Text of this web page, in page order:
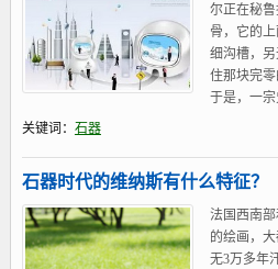
尔正在秘
骨，它的
细沟槽，
住那块完零
于是，一
关键词： 石器
石器时代的维纳斯有什么特征？
法国西南
的绘画，
无3万多年